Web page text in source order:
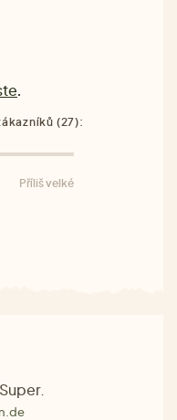
.
(27):
Příliš velké